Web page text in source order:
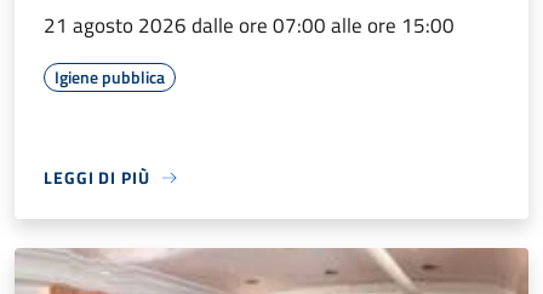
21 agosto 2026 dalle ore 07:00 alle ore 15:00
Igiene pubblica
LEGGI DI PIÙ